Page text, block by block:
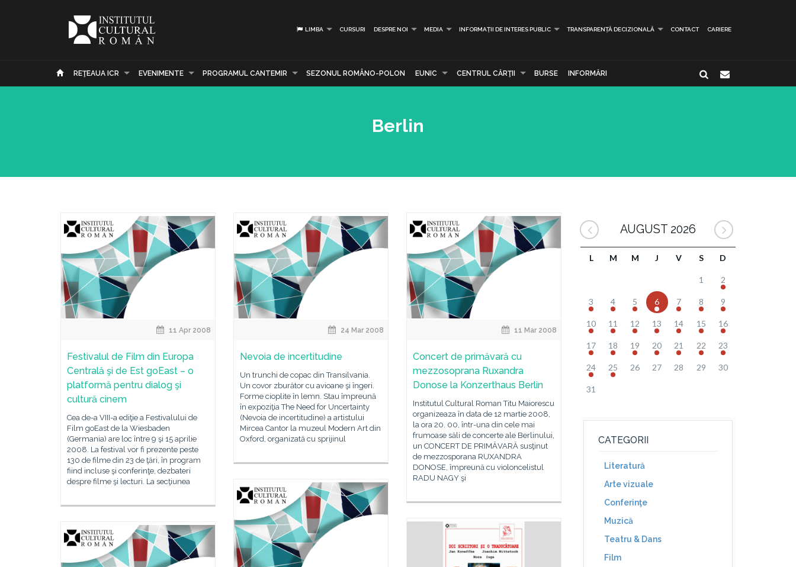
LIMBA CURSURI DESPRE NOI MEDIA INFORMAȚII DE INTERES PUBLIC TRANSPARENȚĂ DECIZIONALĂ CONTACT CARIERE
REŢEAUA ICR EVENIMENTE PROGRAMUL CANTEMIR SEZONUL ROMÂNO-POLON EUNIC CENTRUL CĂRŢII BURSE INFORMĂRI
Berlin
11 Apr 2008
Festivalul de Film din Europa
Centrală şi de Est goEast – o
platformă pentru dialog şi
cultură cinem
Cea de-a VIII-a ediţie a Festivalului de
Film goEast de la Wiesbaden
(Germania) are loc între 9 şi 15 aprilie
2008. La festival vor fi prezente peste
130 de filme din 23 de ţări, în program
fiind incluse şi conferinţe, dezbateri
despre filme şi lecturi. La secţiunea
24 Mar 2008
Nevoia de incertitudine
Un trunchi de copac din Transilvania.
Un covor zburător cu avioane şi îngeri.
Forme cioplite în lemn. Stau împreună
în expoziţia The Need for Uncertainty
(Nevoia de incertitudine) a artistului
Mircea Cantor la muzeul Modern Art din
Oxford, organizată cu sprijinul
11 Mar 2008
Concert de primăvară cu
mezzosoprana Ruxandra
Donose la Konzerthaus Berlin
Institutul Cultural Roman Titu Maiorescu
organizeaza în data de 12 martie 2008,
la ora 20. 00, într-una din cele mai
frumoase săli de concerte ale Berlinului,
un CONCERT DE PRIMĂVARĂ susţinut
de mezzosporana RUXANDRA
DONOSE, împreună cu violoncelistul
RADU NAGY şi
AUGUST 2026
L M M J V S D
1 2
3 4 5 6 7 8 9
10 11 12 13 14 15 16
17 18 19 20 21 22 23
24 25 26 27 28 29 30
31
CATEGORII
Literatură
Arte vizuale
Conferinţe
Muzică
Teatru & Dans
Film